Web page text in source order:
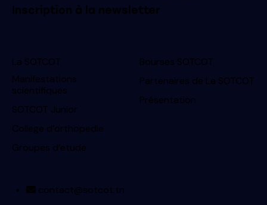
Inscription à la newsletter
La SOTCOT
Manifestations
scientifiques
SOTCOT Junior
College d’orthopedie
Groupes d’etude
Bourses SOTCOT
Partenaires de La SOTCOT
Présentation
contact@sotcot.tn